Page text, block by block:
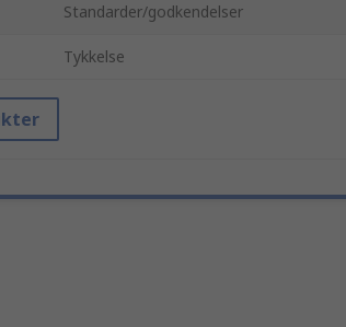
Standarder/godkendelser
Tykkelse